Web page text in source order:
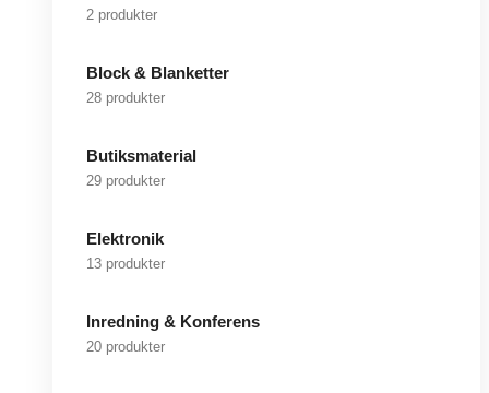
2 produkter
Block & Blanketter
28 produkter
Butiksmaterial
29 produkter
Elektronik
13 produkter
Inredning & Konferens
20 produkter